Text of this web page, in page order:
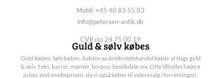
Mobil: +45 40 83 55 83
info@petersen-antik.dk
CVR no: 24 75 00 19
Guld & sølv købes
Guld købes. Sølv købes. Aabenraa Antikvitetshandel køber al slags guld
& sølv, f.eks. barrer, mønter, korpus, bestikdele mv. Ofte tilbydes højere
priser end smelteprisen, da vi også køber til videresalg i forretningen.